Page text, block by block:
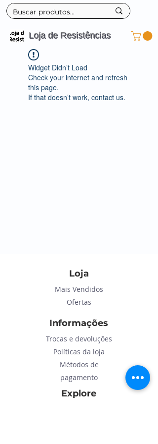
Loja de Resistências
Widget Didn’t Load
Check your internet and refresh
this page.
If that doesn’t work, contact us.
Loja
Mais Vendidos
Ofertas
Informações
Trocas e devoluções
Políticas da loja
Métodos de
pagamento
Explore